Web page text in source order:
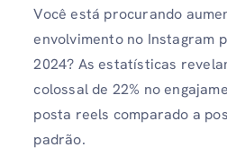
Você está procurando
envolvimento no Instagram
2024? As estatísticas
colossal de 22% no
posta reels comparado a
padrão.